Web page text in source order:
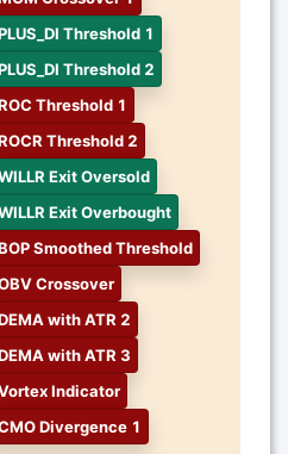
Threshold 1
Threshold 2
Threshold 1
Threshold 2
Exit Oversold
Exit Overbought
Smoothed Threshold
Crossover
with ATR 2
with ATR 3
Indicator
Divergence 1